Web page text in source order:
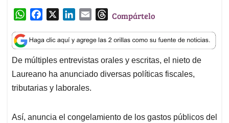
W
a
t
s
A
p
c
e
b
o
o
n
k
e
d
I
a
i
l
T
r
e
a
d
Compártelo
De múltiples entrevistas orales y escritas, el nieto de
Laureano ha anunciado diversas políticas fiscales,
tributarias y laborales.
Así, anuncia el congelamiento de los gastos públicos del